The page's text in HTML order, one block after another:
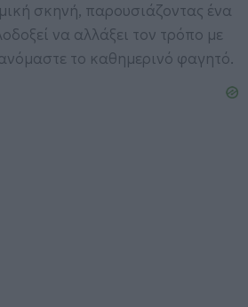
σκηνή, παρουσιάζοντας ένα
να αλλάξει τον τρόπο με
το καθημερινό φαγητό.